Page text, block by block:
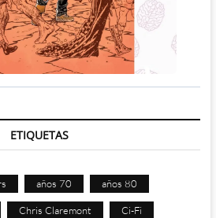
ETIQUETAS
años 70 años 80
Chris Claremont Ci-Fi